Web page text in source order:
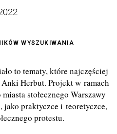
WYSZUKIWANIA
to tematy, które najczęściej
Herbut. Projekt w ramach
stołecznego Warszawy
jako praktyczce i teoretyczce,
protestu.